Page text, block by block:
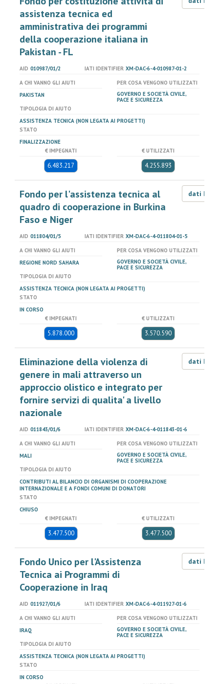
assistenza tecnica ed
amministrativa dei programmi
della cooperazione italiana in
Pakistan - FL
AID 010987/01/2 IATI IDENTIFIER XM-DAC-6-4-010987-01-2
A CHI VANNO GLI AIUTI
PAKISTAN
PER COSA VENGONO UTILIZZATI
GOVERNO E SOCIETÀ CIVILE,
PACE E SICUREZZA
TIPOLOGIA DI AIUTO
ASSISTENZA TECNICA (NON LEGATA AI PROGETTI)
STATO
FINALIZZAZIONE
€ IMPEGNATI
6.483.217
€ UTILIZZATI
4.255.893
Fondo per l'assistenza tecnica al
quadro di cooperazione in Burkina
Faso e Niger
dati LOD
AID 011804/01/5 IATI IDENTIFIER XM-DAC-6-4-011804-01-5
A CHI VANNO GLI AIUTI
REGIONE NORD SAHARA
PER COSA VENGONO UTILIZZATI
GOVERNO E SOCIETÀ CIVILE,
PACE E SICUREZZA
TIPOLOGIA DI AIUTO
ASSISTENZA TECNICA (NON LEGATA AI PROGETTI)
STATO
IN CORSO
€ IMPEGNATI
5.878.000
€ UTILIZZATI
3.570.590
Eliminazione della violenza di
genere in mali attraverso un
approccio olistico e integrato per
fornire servizi di qualita' a livello
nazionale
dati LOD
AID 011843/01/6 IATI IDENTIFIER XM-DAC-6-4-011843-01-6
A CHI VANNO GLI AIUTI
MALI
PER COSA VENGONO UTILIZZATI
GOVERNO E SOCIETÀ CIVILE,
PACE E SICUREZZA
TIPOLOGIA DI AIUTO
CONTRIBUTI AL BILANCIO DI ORGANISMI DI COOPERAZIONE
INTERNAZIONALE E A FONDI COMUNI DI DONATORI
STATO
CHIUSO
€ IMPEGNATI
3.477.500
€ UTILIZZATI
3.477.500
Fondo Unico per l'Assistenza
Tecnica ai Programmi di
Cooperazione in Iraq
dati LOD
AID 011927/01/6 IATI IDENTIFIER XM-DAC-6-4-011927-01-6
A CHI VANNO GLI AIUTI
IRAQ
PER COSA VENGONO UTILIZZATI
GOVERNO E SOCIETÀ CIVILE,
PACE E SICUREZZA
TIPOLOGIA DI AIUTO
ASSISTENZA TECNICA (NON LEGATA AI PROGETTI)
STATO
IN CORSO